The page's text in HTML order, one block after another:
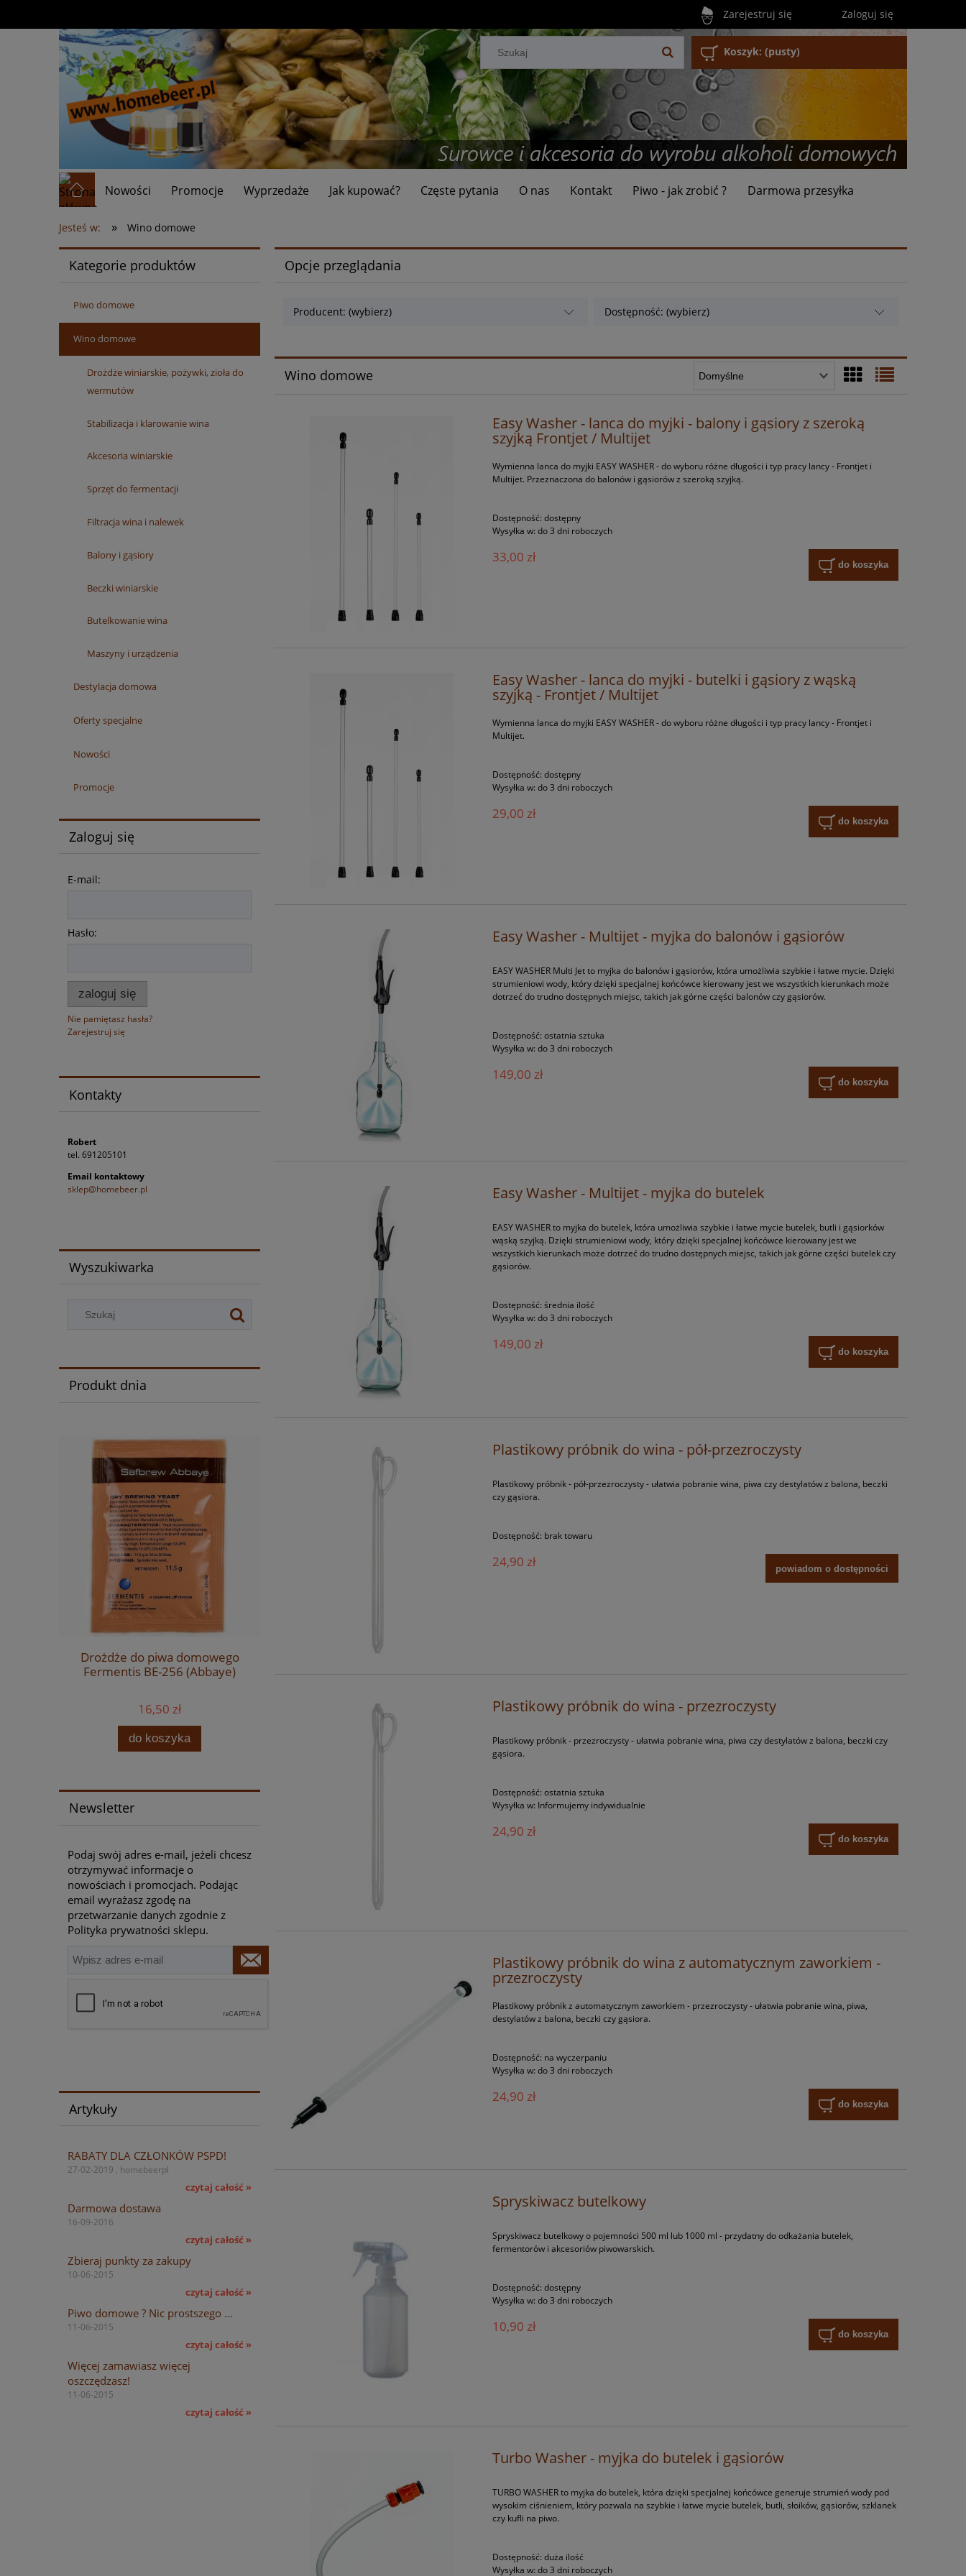
Zarejestruj się Zaloguj się
Koszyk: (pusty)
Nowości Promocje Wyprzedaże Jak kupować? Częste pytania O nas Kontakt Piwo - jak zrobić ? Darmowa przesyłka
Jesteś w: » Wino domowe
Kategorie produktów
Piwo domowe
Wino domowe
Drożdże winiarskie, pożywki, zioła do
wermutów
Stabilizacja i klarowanie wina
Akcesoria winiarskie
Sprzęt do fermentacji
Filtracja wina i nalewek
Balony i gąsiory
Beczki winiarskie
Butelkowanie wina
Maszyny i urządzenia
Destylacja domowa
Oferty specjalne
Nowości
Promocje
Zaloguj się
E-mail:
Hasło:
zaloguj się
Nie pamiętasz hasła?
Zarejestruj się
Kontakty
Robert
tel. 691205101
Email kontaktowy
sklep@homebeer.pl
Wyszukiwarka
Produkt dnia
Drożdże do piwa domowego
Fermentis BE-256 (Abbaye)
16,50 zł
do koszyka
Drożdże do piwa domowego
13,90 zł
do koszyka
32,90 zł
do koszyka
49,90 zł
do koszyka
Newsletter
Podaj swój adres e-mail, jeżeli chcesz
otrzymywać informacje o
nowościach i promocjach. Podając
email wyrażasz zgodę na
przetwarzanie danych zgodnie z
Polityka prywatności sklepu.
Artykuły
RABATY DLA CZŁONKÓW PSPD!
27-02-2019 , homebeerpl
czytaj całość »
Darmowa dostawa
16-09-2016
czytaj całość »
Zbieraj punkty za zakupy
10-06-2015
czytaj całość »
Piwo domowe ? Nic prostszego ...
11-06-2015
czytaj całość »
Więcej zamawiasz więcej
oszczędzasz!
11-06-2015
czytaj całość »
Opcje przeglądania
Producent: (wybierz) Dostępność: (wybierz)
Wino domowe
Easy Washer - lanca do myjki - balony i gąsiory z szeroką
szyjką Frontjet / Multijet
Wymienna lanca do myjki EASY WASHER - do wyboru różne długości i typ pracy lancy - Frontjet i
Multijet. Przeznaczona do balonów i gąsiorów z szeroką szyjką.
Dostępność: dostępny
Wysyłka w: do 3 dni roboczych
33,00 zł do koszyka
Easy Washer - lanca do myjki - butelki i gąsiory z wąską
szyjką - Frontjet / Multijet
Wymienna lanca do myjki EASY WASHER - do wyboru różne długości i typ pracy lancy - Frontjet i
Multijet.
Dostępność: dostępny
Wysyłka w: do 3 dni roboczych
29,00 zł do koszyka
Easy Washer - Multijet - myjka do balonów i gąsiorów
EASY WASHER Multi Jet to myjka do balonów i gąsiorów, która umożliwia szybkie i łatwe mycie. Dzięki
strumieniowi wody, który dzięki specjalnej końcówce kierowany jest we wszystkich kierunkach może
dotrzeć do trudno dostępnych miejsc, takich jak górne części balonów czy gąsiorów.
Dostępność: ostatnia sztuka
Wysyłka w: do 3 dni roboczych
149,00 zł do koszyka
Easy Washer - Multijet - myjka do butelek
EASY WASHER to myjka do butelek, która umożliwia szybkie i łatwe mycie butelek, butli i gąsiorków
wąską szyjką. Dzięki strumieniowi wody, który dzięki specjalnej końcówce kierowany jest we
wszystkich kierunkach może dotrzeć do trudno dostępnych miejsc, takich jak górne części butelek czy
gąsiorów.
Dostępność: średnia ilość
Wysyłka w: do 3 dni roboczych
149,00 zł do koszyka
Plastikowy próbnik do wina - pół-przezroczysty
Plastikowy próbnik - pół-przezroczysty - ułatwia pobranie wina, piwa czy destylatów z balona, beczki
czy gąsiora.
Dostępność: brak towaru
24,90 zł powiadom o dostępności
Plastikowy próbnik do wina - przezroczysty
Plastikowy próbnik - przezroczysty - ułatwia pobranie wina, piwa czy destylatów z balona, beczki czy
gąsiora.
Dostępność: ostatnia sztuka
Wysyłka w: Informujemy indywidualnie
24,90 zł do koszyka
Plastikowy próbnik do wina z automatycznym zaworkiem -
przezroczysty
Plastikowy próbnik z automatycznym zaworkiem - przezroczysty - ułatwia pobranie wina, piwa,
destylatów z balona, beczki czy gąsiora.
Dostępność: na wyczerpaniu
Wysyłka w: do 3 dni roboczych
24,90 zł do koszyka
Spryskiwacz butelkowy
Spryskiwacz butelkowy o pojemności 500 ml lub 1000 ml - przydatny do odkażania butelek,
fermentorów i akcesoriów piwowarskich.
Dostępność: dostępny
Wysyłka w: do 3 dni roboczych
10,90 zł do koszyka
Turbo Washer - myjka do butelek i gąsiorów
TURBO WASHER to myjka do butelek, która dzięki specjalnej końcówce generuje strumień wody pod
wysokim ciśnieniem, który pozwala na szybkie i łatwe mycie butelek, butli, słoików, gąsiorów, szklanek
czy kufli na piwo.
Dostępność: duża ilość
Wysyłka w: do 3 dni roboczych